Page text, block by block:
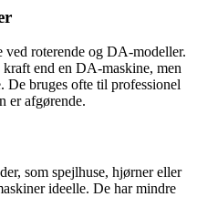
ved roterende og DA-modeller.
end en DA-maskine, men
De bruges ofte til professionel
er afgørende.
som spejlhuse, hjørner eller
ideelle. De har mindre